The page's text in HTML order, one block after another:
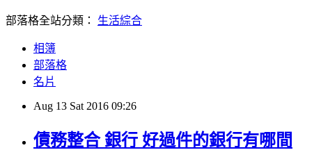
部落格全站分類： 生活綜合
相簿
部落格
名片
Aug 13 Sat 2016 09:26
債務整合 銀行 好過件的銀行有哪間